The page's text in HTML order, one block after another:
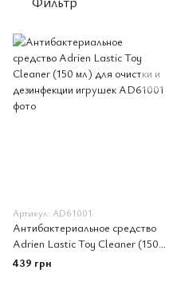
Артикул: AD61001
Антибактериальное средство
Adrien Lastic Toy Cleaner (150
мл) для очистки и дезинфекции
игрушек
439 грн